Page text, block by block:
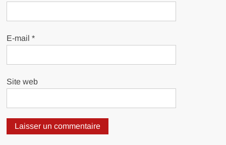
E-mail*
Site web